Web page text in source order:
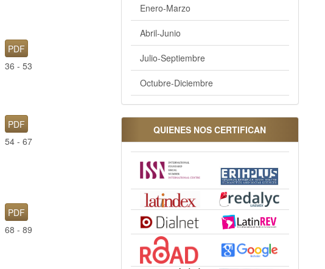
PDF
36 - 53
PDF
54 - 67
PDF
68 - 89
Enero-Marzo
Abril-Junio
Julio-Septiembre
Octubre-Diciembre
QUIENES NOS CERTIFICAN